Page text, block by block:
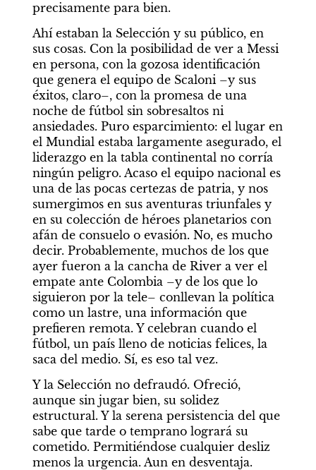
precisamente para bien.
Ahí estaban la Selección y su público, en
sus cosas. Con la posibilidad de ver a Messi
en persona, con la gozosa identificación
que genera el equipo de Scaloni –y sus
éxitos, claro–, con la promesa de una
noche de fútbol sin sobresaltos ni
ansiedades. Puro esparcimiento: el lugar en
el Mundial estaba largamente asegurado, el
liderazgo en la tabla continental no corría
ningún peligro. Acaso el equipo nacional es
una de las pocas certezas de patria, y nos
sumergimos en sus aventuras triunfales y
en su colección de héroes planetarios con
afán de consuelo o evasión. No, es mucho
decir. Probablemente, muchos de los que
ayer fueron a la cancha de River a ver el
empate ante Colombia –y de los que lo
siguieron por la tele– conllevan la política
como un lastre, una información que
prefieren remota. Y celebran cuando el
fútbol, un país lleno de noticias felices, la
saca del medio. Sí, es eso tal vez.
Y la Selección no defraudó. Ofreció,
aunque sin jugar bien, su solidez
estructural. Y la serena persistencia del que
sabe que tarde o temprano logrará su
cometido. Permitiéndose cualquier desliz
menos la urgencia. Aun en desventaja.